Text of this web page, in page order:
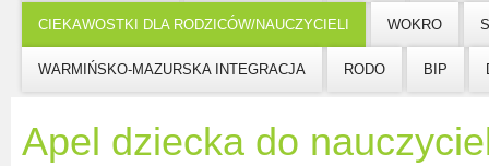
CIEKAWOSTKI DLA RODZICÓW/NAUCZYCIELI WOKRO
WARMIŃSKO-MAZURSKA INTEGRACJA RODO BIP
Apel dziecka do